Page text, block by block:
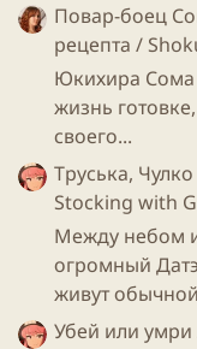
Повар-боец
рецепта /
Юкихира Сома
жизнь
своего...
Труська,
Stocking with
Между небом
огромный
живут
Убей или умри